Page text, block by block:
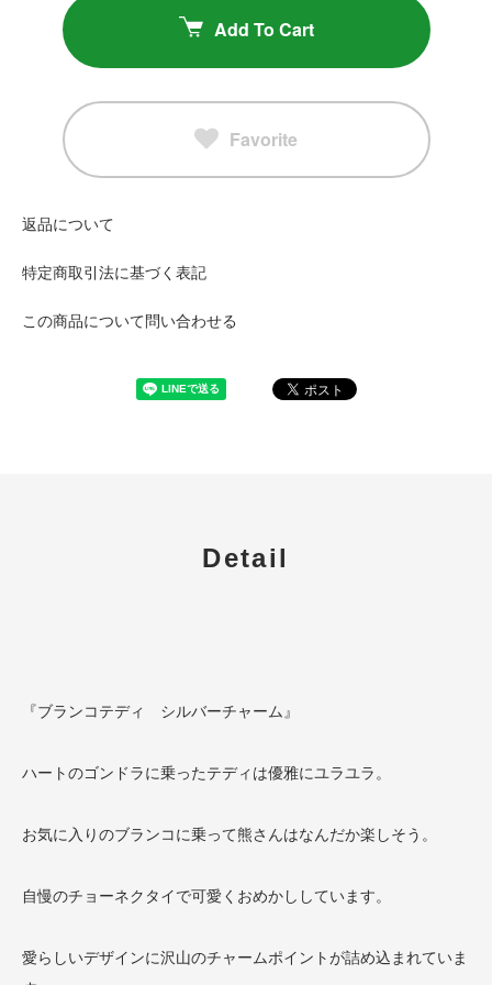
Add To Cart
Favorite
返品について
特定商取引法に基づく表記
この商品について問い合わせる
Detail
『ブランコテディ シルバーチャーム』
ハートのゴンドラに乗ったテディは優雅にユラユラ。
お気に入りのブランコに乗って熊さんはなんだか楽しそう。
自慢のチョーネクタイで可愛くおめかししています。
愛らしいデザインに沢山のチャームポイントが詰め込まれていま